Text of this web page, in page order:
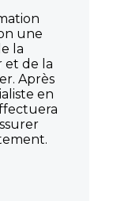
une
la
et de la
Après
en